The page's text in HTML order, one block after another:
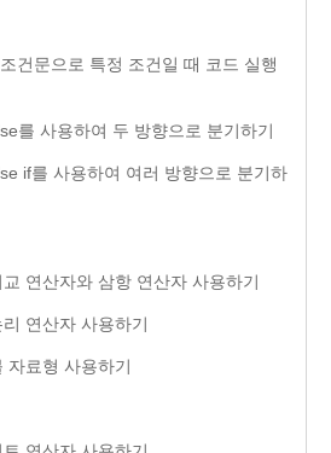
건문으로 특정 조건일 때 코드 실행
를 사용하여 두 방향으로 분기하기
if를 사용하여 여러 방향으로 분기하
연산자와 삼항 연산자 사용하기
연산자 사용하기
자료형 사용하기